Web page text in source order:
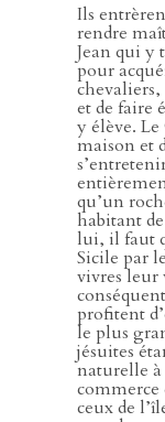
Ils
rendre
Jean qui y
pour
et de faire
y élève.
maison et
qu’un
habitant
lui, il faut
Sicile par
vivres leur
profitent
le plus
jésuites
naturelle à
commerce
ceux de